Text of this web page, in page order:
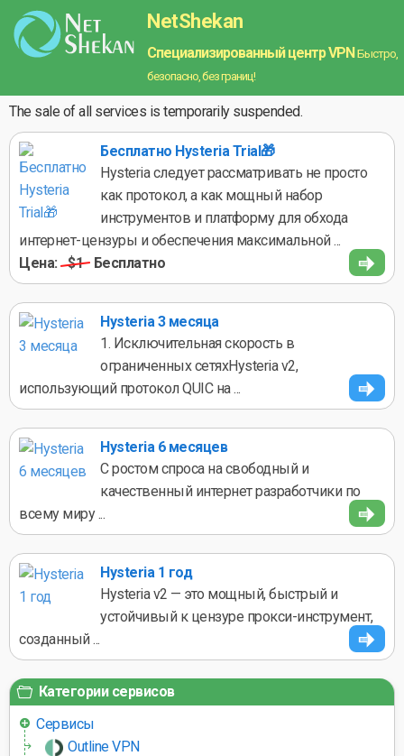
NetShekan
Специализированный центр VPN Быстро,
безопасно, без границ!
The sale of all services is temporarily suspended.
Бесплатно Hysteria Trial🎁
Hysteria следует рассматривать не просто
как протокол, а как мощный набор
инструментов и платформу для обхода
интернет-цензуры и обеспечения максимальной ...
Цена:
$1 Бесплатно
Hysteria 3 месяца
1. Исключительная скорость в
ограниченных сетяхHysteria v2,
использующий протокол QUIC на ...
Hysteria 6 месяцев
С ростом спроса на свободный и
качественный интернет разработчики по
всему миру ...
Hysteria 1 год
Hysteria v2 — это мощный, быстрый и
устойчивый к цензуре прокси-инструмент,
созданный ...
Категории сервисов
Сервисы
Outline VPN